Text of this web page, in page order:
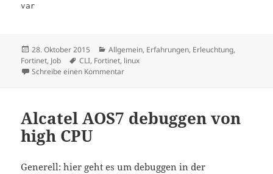
var
Veröffentlicht
am
28. Oktober 2015 Kategorien
Allgemein, Erfahrungen, Erleuchtung,
Fortinet, Job Schlagwörter
CLI, Fortinet, linux
Schreibe einen Kommentarzu Fortinet – ein bisschen Shell für alle
Alcatel AOS7 debuggen von
high CPU
Generell: hier geht es um debuggen in der